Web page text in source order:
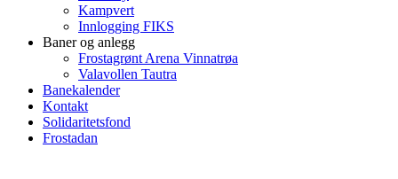
Kampvert
Innlogging FIKS
Baner og anlegg
Frostagrønt Arena Vinnatrøa
Valavollen Tautra
Banekalender
Kontakt
Solidaritetsfond
Frostadan